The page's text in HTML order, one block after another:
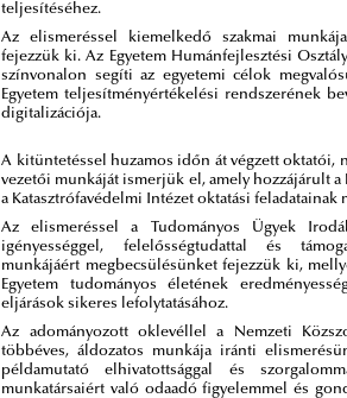
teljesítéséhez.
Az elismeréssel kiemelkedő szakmai
fejezzük ki. Az Egyetem Humánfejlesztési
színvonalon segíti az egyetemi célok
Egyetem teljesítményértékelési rendszerének
digitalizációja.
A kitüntetéssel huzamos időn át végzett oktatói,
vezetői munkáját ismerjük el, amely hozzájárult a
a Katasztrófavédelmi Intézet oktatási feladatainak
Az elismeréssel a Tudományos Ügyek
igényességgel, felelősségtudattal és
munkájáért megbecsülésünket fejezzük ki,
Egyetem tudományos életének
eljárások sikeres lefolytatásához.
Az adományozott oklevéllel a Nemzeti
többéves, áldozatos munkája iránti
példamutató elhivatottsággal és
munkatársaiért való odaadó figyelemmel és